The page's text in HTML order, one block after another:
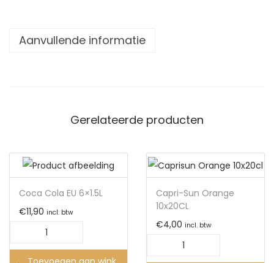
Aanvullende informatie
Gerelateerde producten
Coca Cola EU 6×1.5L
€11,90 incl. btw
Capri-Sun Orange
10x20CL
€4,00 incl. btw